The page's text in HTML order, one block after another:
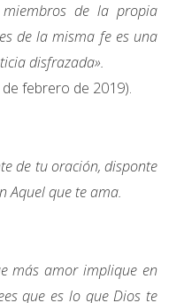
de la propia
de la misma fe es una
disfrazada».
febrero de 2019).
de tu oración, disponte
Aquel que te ama.
más amor implique en
que es lo que Dios te